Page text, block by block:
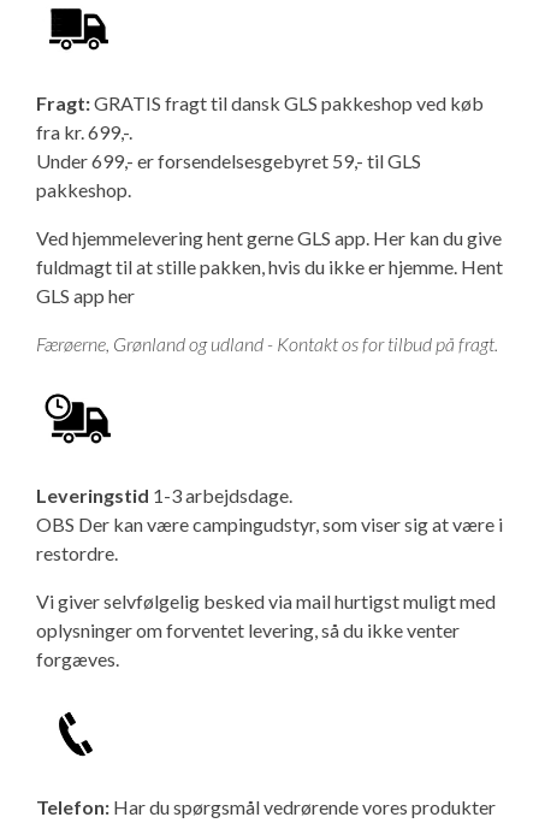
Fragt:GRATIS fragt til dansk GLS pakkeshop ved køb
fra kr. 699,-.
Under 699,- er forsendelsesgebyret 59,- til GLS
pakkeshop.
Ved hjemmelevering hent gerne GLS app. Her kan du give
fuldmagt til at stille pakken, hvis du ikke er hjemme. Hent
GLS app her
Færøerne, Grønland og udland - Kontakt os for tilbud på fragt.
Leveringstid 1-3 arbejdsdage.
OBS Der kan være campingudstyr, som viser sig at være i
restordre.
Vi giver selvfølgelig besked via mail hurtigst muligt med
oplysninger om forventet levering, så du ikke venter
forgæves.
Telefon: Har du spørgsmål vedrørende vores produkter